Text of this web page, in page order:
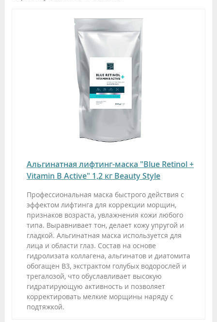
Альгинатная лифтинг-маска "Blue Retinol +
Vitamin B Active" 1,2 кг Beauty Stylе
Профессиональная маска быстрого действия с
эффектом лифтинга для коррекции морщин,
признаков возраста, увлажнения кожи любого
типа. Выравнивает тон, делает кожу упругой и
гладкой. Альгинатная маска используется для
лица и области глаз. Состав на основе
гидролизата коллагена, альгинатов и диатомита
обогащен В3, экстрактом голубых водорослей и
трегалозой, что обуславливает высокую
гидратирующую активность и позволяет
корректировать мелкие морщины наряду с
подтяжкой.